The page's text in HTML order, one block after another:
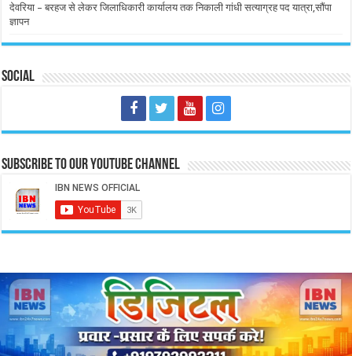
देवरिया – बरहज से लेकर जिलाधिकारी कार्यालय तक निकाली गांधी सत्याग्रह पद यात्रा,सौंपा
ज्ञापन
Social
Subscribe to our Youtube Channel